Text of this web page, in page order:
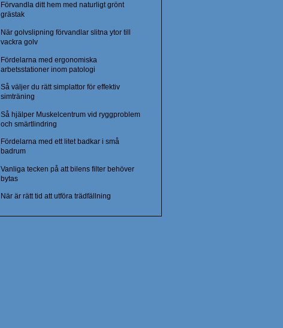
Förvandla ditt hem med naturligt grönt
grästak
När golvslipning förvandlar slitna ytor till
vackra golv
Fördelarna med ergonomiska
arbetsstationer inom patologi
Så väljer du rätt simplattor för effektiv
simträning
Så hjälper Muskelcentrum vid ryggproblem
och smärtlindring
Fördelarna med ett litet badkar i små
badrum
Vanliga tecken på att bilens filter behöver
bytas
När är rätt tid att utföra trädfällning